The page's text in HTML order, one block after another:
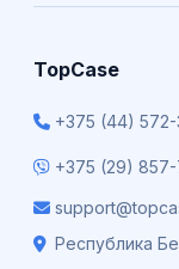
TopCase
+375 (44)
+375 (29)
Республика